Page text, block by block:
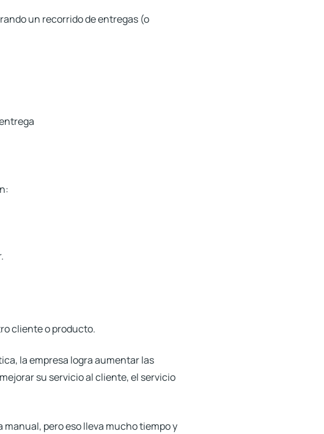
un recorrido de entregas (o
cliente o producto.
la empresa logra aumentar las
su servicio al cliente, el servicio
pero eso lleva mucho tiempo y